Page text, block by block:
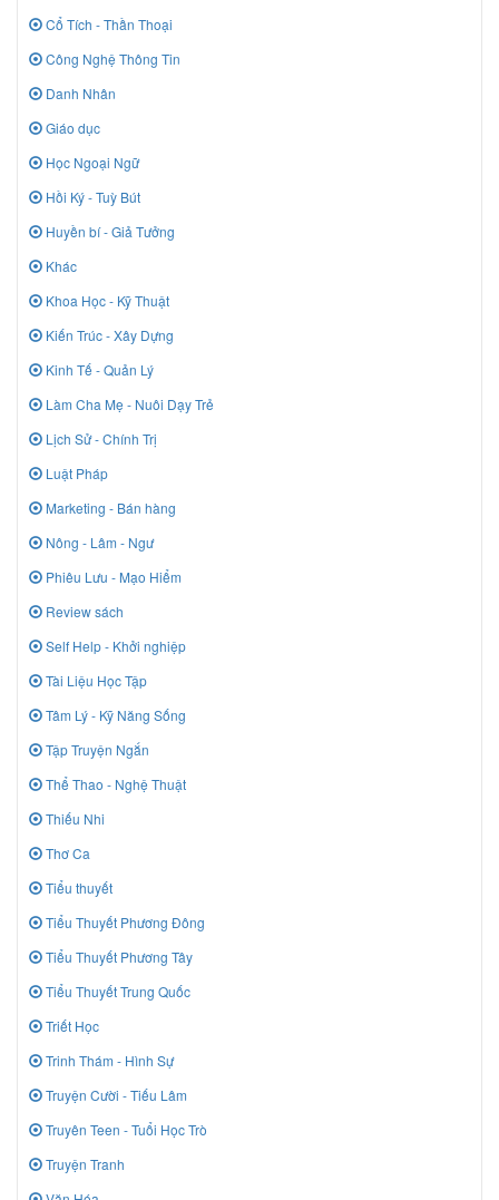
Cổ Tích - Thần Thoại
Công Nghệ Thông Tin
Danh Nhân
Giáo dục
Học Ngoại Ngữ
Hồi Ký - Tuỳ Bút
Huyền bí - Giả Tưởng
Khác
Khoa Học - Kỹ Thuật
Kiến Trúc - Xây Dựng
Kinh Tế - Quản Lý
Làm Cha Mẹ - Nuôi Dạy Trẻ
Lịch Sử - Chính Trị
Luật Pháp
Marketing - Bán hàng
Nông - Lâm - Ngư
Phiêu Lưu - Mạo Hiểm
Review sách
Self Help - Khởi nghiệp
Tài Liệu Học Tập
Tâm Lý - Kỹ Năng Sống
Tập Truyện Ngắn
Thể Thao - Nghệ Thuật
Thiếu Nhi
Thơ Ca
Tiểu thuyết
Tiểu Thuyết Phương Đông
Tiểu Thuyết Phương Tây
Tiểu Thuyết Trung Quốc
Triết Học
Trinh Thám - Hình Sự
Truyện Cười - Tiếu Lâm
Truyên Teen - Tuổi Học Trò
Truyện Tranh